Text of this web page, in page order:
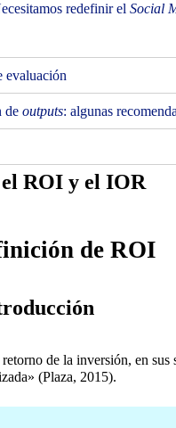
redefinir el Social
evaluación
de outputs: algunas
ROI y el IOR
de ROI
de la inversión, en sus
(Plaza, 2015).